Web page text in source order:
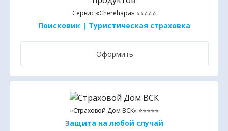
Сервис «Cherehapa» ⭐⭐⭐⭐⭐
Поисковик | Туристическая страховка
Оформить
«Страховой Дом ВСК» ⭐⭐⭐⭐⭐
Защита на любой случай